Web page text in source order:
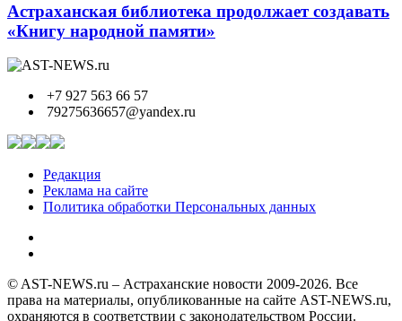
Астраханская библиотека продолжает создавать
«Книгу народной памяти»
+7 927 563 66 57
79275636657@yandex.ru
Редакция
Реклама на сайте
Политика обработки Персональных данных
© AST-NEWS.ru – Астраханские новости 2009-2026. Все
права на материалы, опубликованные на сайте AST-NEWS.ru,
охраняются в соответствии с законодательством России.